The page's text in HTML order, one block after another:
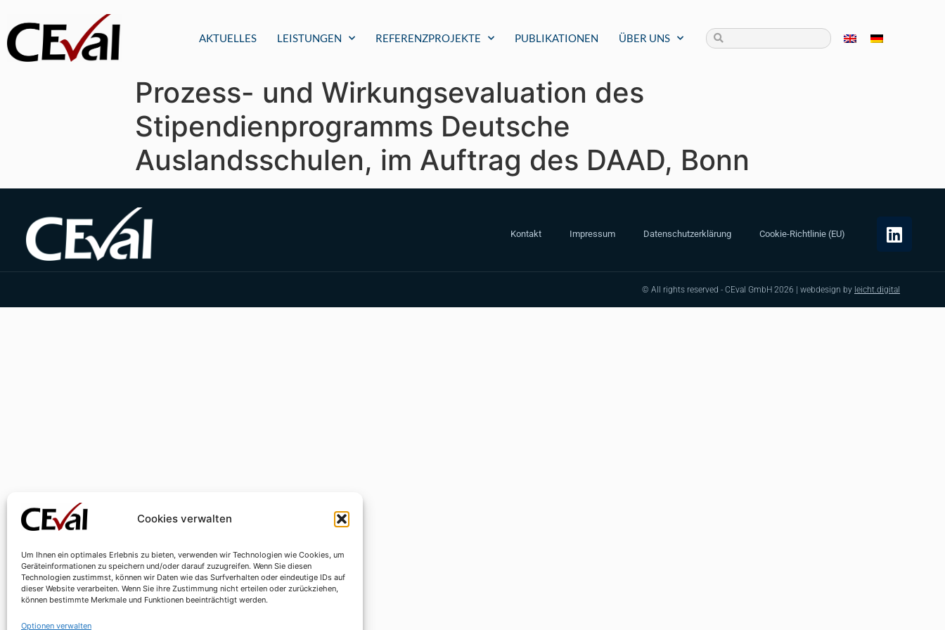
Cookies verwalten
Um Ihnen ein optimales Erlebnis zu bieten, verwenden wir Technologien wie Cookies, um
Geräteinformationen zu speichern und/oder darauf zuzugreifen. Wenn Sie diesen
Technologien zustimmst, können wir Daten wie das Surfverhalten oder eindeutige IDs auf
dieser Website verarbeiten. Wenn Sie ihre Zustimmung nicht erteilen oder zurückziehen,
können bestimmte Merkmale und Funktionen beeinträchtigt werden.
Optionen verwalten
AKTUELLES LEISTUNGEN REFERENZPROJEKTE PUBLIKATIONEN ÜBER UNS
Prozess- und Wirkungsevaluation des
Stipendienprogramms Deutsche
Auslandsschulen, im Auftrag des DAAD, Bonn
Kontakt Impressum Datenschutzerklärung Cookie-Richtlinie (EU)
© All rights reserved - CEval GmbH 2026 | webdesign by leicht.digital